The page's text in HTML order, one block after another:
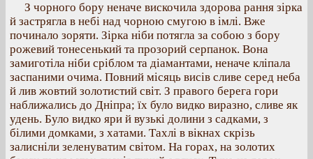
З чорного бору неначе вискочила здорова рання зірка
й застрягла в небі над чорною смугою в імлі. Вже
починало зоряти. Зірка ніби потягла за собою з бору
рожевий тонесенький та прозорий серпанок. Вона
замиготіла ніби сріблом та діамантами, неначе кліпала
заспаними очима. Повний місяць висів сливе серед неба
й лив жовтий золотистий світ. З правого берега гори
наближались до Дніпра; їх було видко виразно, сливе як
удень. Було видко яри й вузькі долини з садками, з
білими домками, з хатами. Тахлі в вікнах скрізь
залисніли зеленуватим світом. На горах, на золотих